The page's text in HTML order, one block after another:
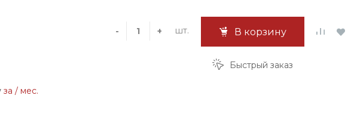
- + шт. В корзину
Быстрый заказ
за/ мес.